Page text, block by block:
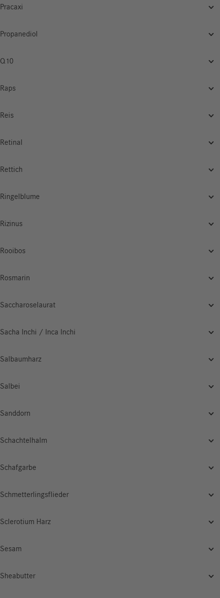
Pracaxi
Propanediol
Q10
Raps
Reis
Retinal
Rettich
Ringelblume
Rizinus
Rooibos
Rosmarin
Saccharoselaurat
Sacha Inchi / Inca Inchi
Salbaumharz
Salbei
Sanddorn
Schachtelhalm
Schafgarbe
Schmetterlingsflieder
Sclerotium Harz
Sesam
Sheabutter